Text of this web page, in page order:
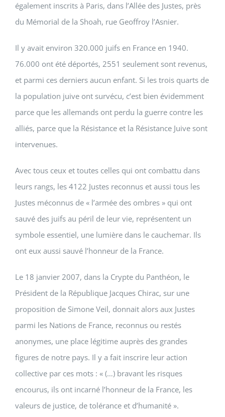
également inscrits à Paris, dans l’Allée des Justes, près
du Mémorial de la Shoah, rue Geoffroy l’Asnier.
Il y avait environ 320.000 juifs en France en 1940.
76.000 ont été déportés, 2551 seulement sont revenus,
et parmi ces derniers aucun enfant. Si les trois quarts de
la population juive ont survécu, c’est bien évidemment
parce que les allemands ont perdu la guerre contre les
alliés, parce que la Résistance et la Résistance Juive sont
intervenues.
Avec tous ceux et toutes celles qui ont combattu dans
leurs rangs, les 4122 Justes reconnus et aussi tous les
Justes méconnus de « l’armée des ombres » qui ont
sauvé des juifs au péril de leur vie, représentent un
symbole essentiel, une lumière dans le cauchemar. Ils
ont eux aussi sauvé l’honneur de la France.
Le 18 janvier 2007, dans la Crypte du Panthéon, le
Président de la République Jacques Chirac, sur une
proposition de Simone Veil, donnait alors aux Justes
parmi les Nations de France, reconnus ou restés
anonymes, une place légitime auprès des grandes
figures de notre pays. Il y a fait inscrire leur action
collective par ces mots : « (…) bravant les risques
encourus, ils ont incarné l’honneur de la France, les
valeurs de justice, de tolérance et d’humanité ».